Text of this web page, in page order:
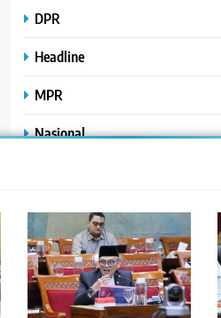
DPR
Headline
MPR
Nasional
Polhukam
Uncategorized